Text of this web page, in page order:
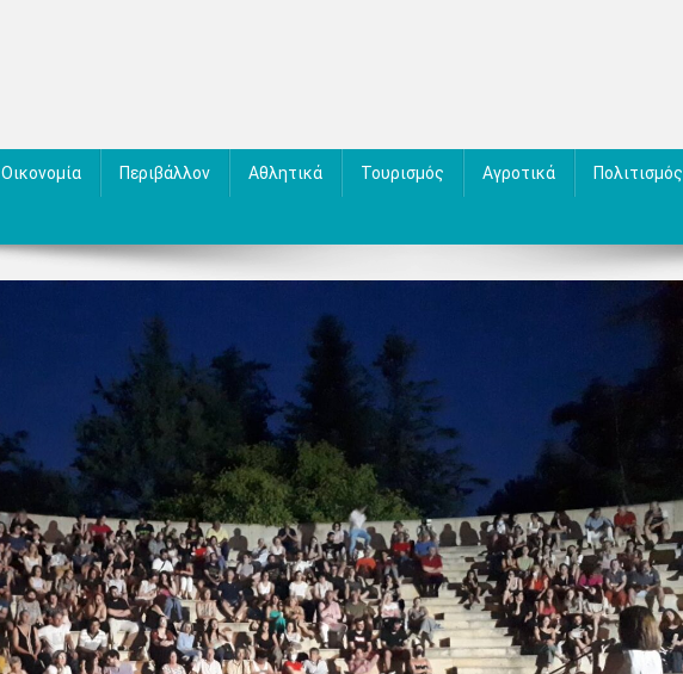
Οικονομία Περιβάλλον Αθλητικά Τουρισμός Αγροτικά Πολιτισμός